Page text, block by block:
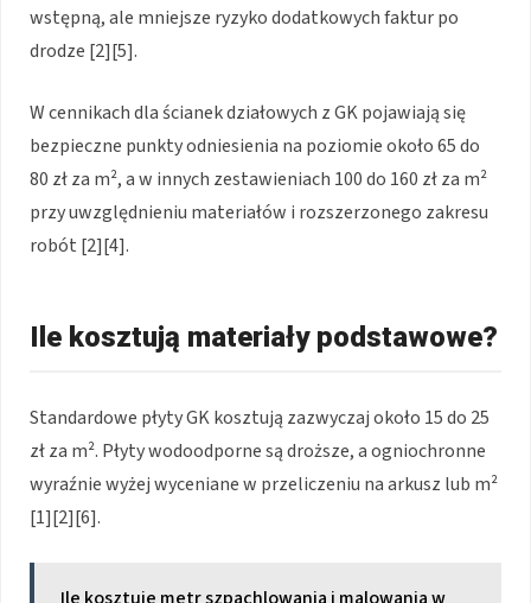
wstępną, ale mniejsze ryzyko dodatkowych faktur po
drodze [2][5].
W cennikach dla ścianek działowych z GK pojawiają się
bezpieczne punkty odniesienia na poziomie około 65 do
80 zł za m², a w innych zestawieniach 100 do 160 zł za m²
przy uwzględnieniu materiałów i rozszerzonego zakresu
robót [2][4].
Ile kosztują materiały podstawowe?
Standardowe płyty GK kosztują zazwyczaj około 15 do 25
zł za m². Płyty wodoodporne są droższe, a ogniochronne
wyraźnie wyżej wyceniane w przeliczeniu na arkusz lub m²
[1][2][6].